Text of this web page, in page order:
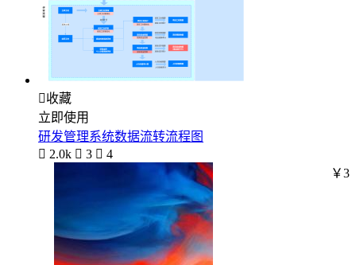
收藏
立即使用
研发管理系统数据流转流程图
 2.0k  3  4
￥3